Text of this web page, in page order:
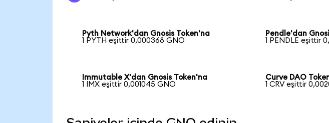
Pyth Network'dan Gnosis Token'na
1 PYTH eşittir 0,000368 GNO
Pendle'dan
1 PENDLE eşittir
Immutable X'dan Gnosis Token'na
1 IMX eşittir 0,001045 GNO
Curve DAO
1 CRV eşittir